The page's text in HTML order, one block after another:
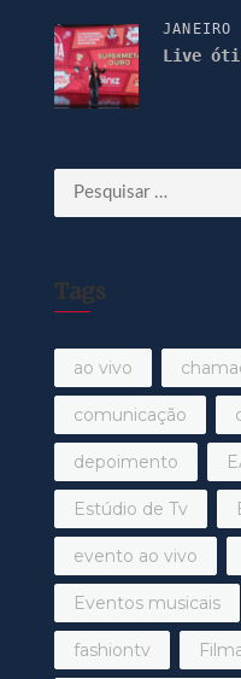
Live
Pesquisar
por:
Tags
ao vivo
comunicação
depoimento
Estúdio de Tv
evento ao vivo
Eventos musicais
fashiontv